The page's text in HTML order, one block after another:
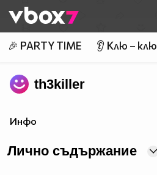
👾
🎉 PARTY TIME 👂 Клю – клю
th3killer
Инфо
Лично съдържание